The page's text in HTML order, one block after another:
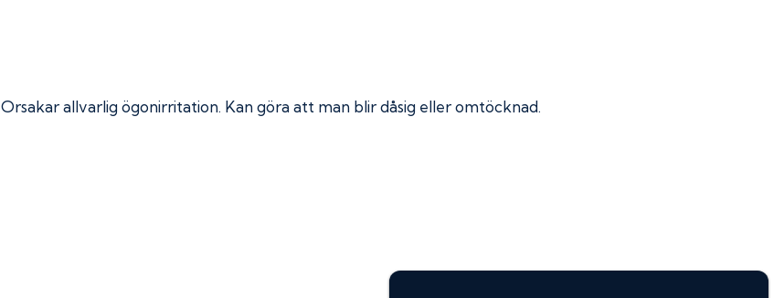
Orsakar allvarlig ögonirritation. Kan göra att man blir dåsig eller omtöcknad.